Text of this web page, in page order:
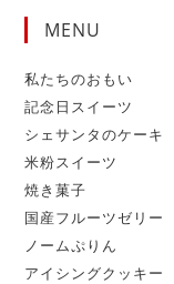
MENU
私たちのおもい
記念日スイーツ
シェサンタのケーキ
米粉スイーツ
焼き菓子
国産フルーツゼリー
ノームぷりん
アイシングクッキー